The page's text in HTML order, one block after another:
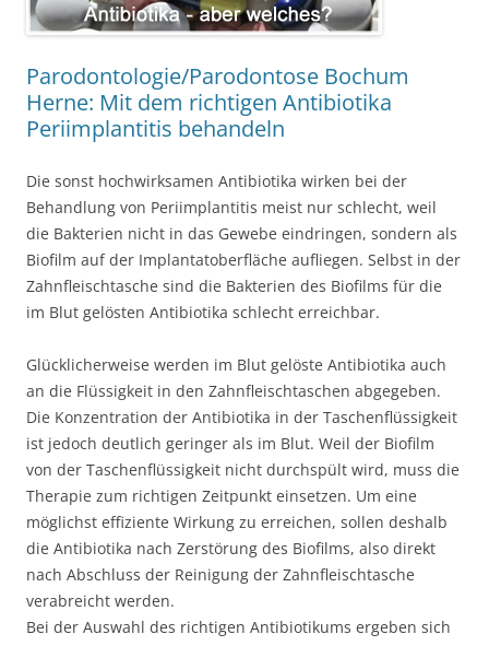
Parodontologie/Parodontose Bochum
Herne: Mit dem richtigen Antibiotika
Periimplantitis behandeln
Die sonst hochwirksamen Antibiotika wirken bei der
Behandlung von Periimplantitis meist nur schlecht, weil
die Bakterien nicht in das Gewebe eindringen, sondern als
Biofilm auf der Implantatoberfläche aufliegen. Selbst in der
Zahnfleischtasche sind die Bakterien des Biofilms für die
im Blut gelösten Antibiotika schlecht erreichbar.
Glücklicherweise werden im Blut gelöste Antibiotika auch
an die Flüssigkeit in den Zahnfleischtaschen abgegeben.
Die Konzentration der Antibiotika in der Taschenflüssigkeit
ist jedoch deutlich geringer als im Blut. Weil der Biofilm
von der Taschenflüssigkeit nicht durchspült wird, muss die
Therapie zum richtigen Zeitpunkt einsetzen. Um eine
möglichst effiziente Wirkung zu erreichen, sollen deshalb
die Antibiotika nach Zerstörung des Biofilms, also direkt
nach Abschluss der Reinigung der Zahnfleischtasche
verabreicht werden.
Bei der Auswahl des richtigen Antibiotikums ergeben sich